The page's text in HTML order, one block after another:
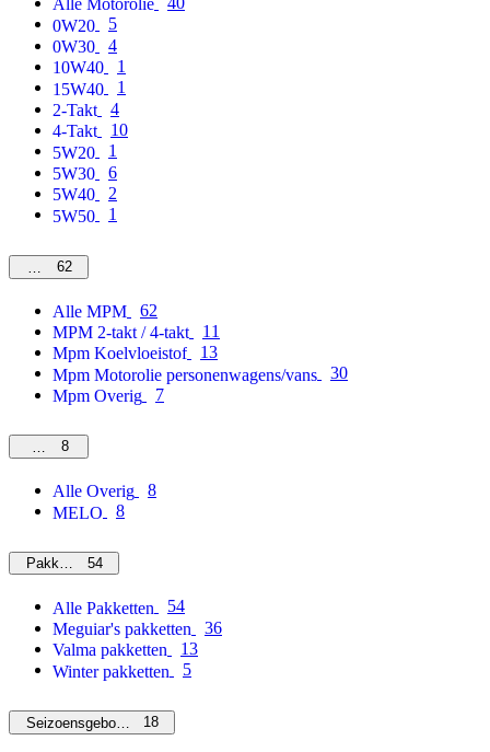
Alle Motorolie
0W20
5
0W30
4
10W40
1
15W40
1
2-Takt
4
4-Takt
10
5W20
1
5W30
6
5W40
2
5W50
1
MPM62
Alle MPM
62
MPM 2-takt / 4-takt
11
Mpm Koelvloeistof
13
Mpm Motorolie personenwagens/vans
30
Mpm Overig
7
Overig
8
Alle Overig
8
MELO
8
Pakketten54
Alle Pakketten
54
Meguiar's pakketten
36
Valma pakketten
13
Winter pakketten
5
Seizoensgebonden18